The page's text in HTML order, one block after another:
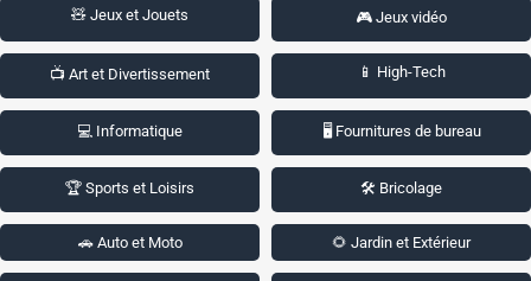
🧸 Jeux et Jouets 🎮 Jeux vidéo
📺 Art et Divertissement 📱 High-Tech
💻 Informatique 🖥️ Fournitures de bureau
🏆 Sports et Loisirs 🛠️ Bricolage
🚗 Auto et Moto 🌻 Jardin et Extérieur